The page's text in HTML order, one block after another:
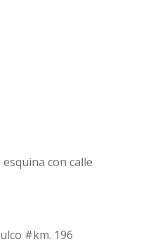
con calle
#km. 196